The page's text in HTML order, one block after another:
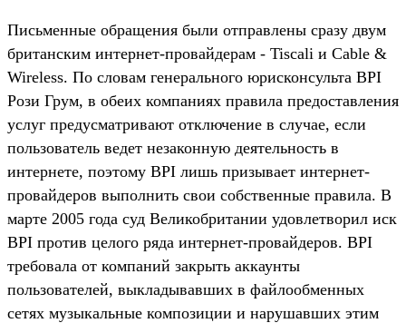
Письменные обращения были отправлены сразу двум
британским интернет-провайдерам - Tiscali и Cable &
Wireless. По словам генерального юрисконсульта BPI
Рози Грум, в обеих компаниях правила предоставления
услуг предусматривают отключение в случае, если
пользователь ведет незаконную деятельность в
интернете, поэтому BPI лишь призывает интернет-
провайдеров выполнить свои собственные правила. В
марте 2005 года суд Великобритании удовлетворил иск
BPI против целого ряда интернет-провайдеров. BPI
требовала от компаний закрыть аккаунты
пользователей, выкладывавших в файлообменных
сетях музыкальные композиции и нарушавших этим